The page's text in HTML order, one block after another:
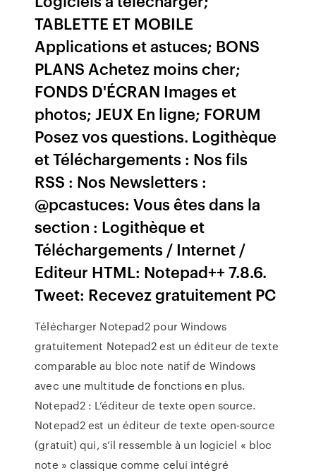
TABLETTE ET MOBILE
Applications et astuces; BONS
PLANS Achetez moins cher;
FONDS D'ÉCRAN Images et
photos; JEUX En ligne; FORUM
Posez vos questions. Logithèque
et Téléchargements : Nos fils
RSS : Nos Newsletters :
@pcastuces: Vous êtes dans la
section : Logithèque et
Téléchargements / Internet /
Editeur HTML: Notepad++ 7.8.6.
Tweet: Recevez gratuitement PC
Télécharger Notepad2 pour Windows
gratuitement Notepad2 est un éditeur de texte
comparable au bloc note natif de Windows
avec une multitude de fonctions en plus.
Notepad2 : L’éditeur de texte open source.
Notepad2 est un éditeur de texte open-source
(gratuit) qui, s’il ressemble à un logiciel « bloc
note » classique comme celui intégré